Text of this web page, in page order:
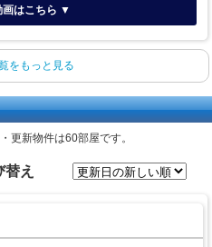
画はこちら ▼
をもっと見る
更新物件は60部屋です。
替え